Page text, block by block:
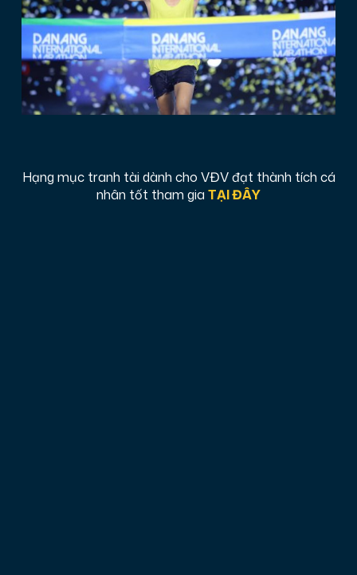
Hạng mục tranh tài dành cho VĐV đạt thành tích cá
nhân tốt tham gia TẠI ĐÂY